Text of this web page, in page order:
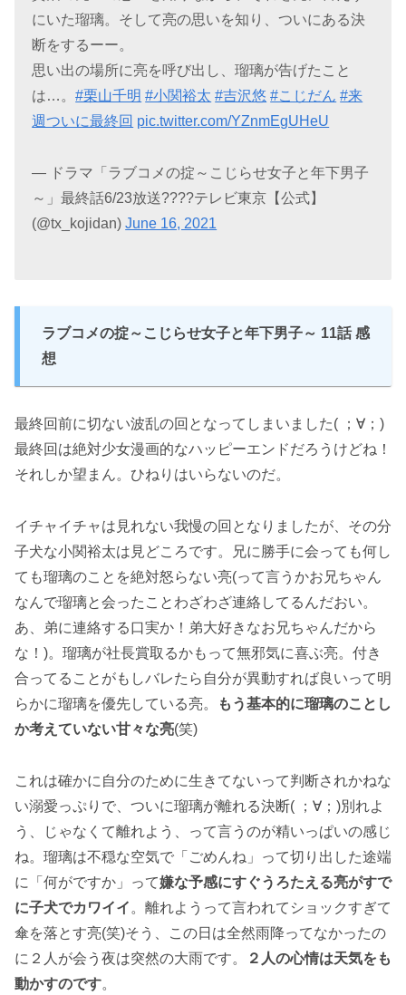
にいた瑠璃。そして亮の思いを知り、ついにある決
断をするーー。
思い出の場所に亮を呼び出し、瑠璃が告げたこと
は…。#栗山千明 #小関裕太 #吉沢悠 #こじだん #来
週ついに最終回 pic.twitter.com/YZnmEgUHeU
— ドラマ「ラブコメの掟～こじらせ女子と年下男子
～」最終話6/23放送????テレビ東京【公式】
(@tx_kojidan)June 16, 2021
ラブコメの掟～こじらせ女子と年下男子～ 11話 感
想
最終回前に切ない波乱の回となってしまいました( ；∀；)
最終回は絶対少女漫画的なハッピーエンドだろうけどね！
それしか望まん。ひねりはいらないのだ。
イチャイチャは見れない我慢の回となりましたが、その分
子犬な小関裕太は見どころです。兄に勝手に会っても何し
ても瑠璃のことを絶対怒らない亮(って言うかお兄ちゃん
なんで瑠璃と会ったことわざわざ連絡してるんだおい。
あ、弟に連絡する口実か！弟大好きなお兄ちゃんだから
な！)。瑠璃が社長賞取るかもって無邪気に喜ぶ亮。付き
合ってることがもしバレたら自分が異動すれば良いって明
らかに瑠璃を優先している亮。
もう基本的に瑠璃のことし
か考えていない甘々な亮(笑)
これは確かに自分のために生きてないって判断されかねな
い溺愛っぷりで、ついに瑠璃が離れる決断( ；∀；)別れよ
う、じゃなくて離れよう、って言うのが精いっぱいの感じ
ね。瑠璃は不穏な空気で「ごめんね」って切り出した途端
に「何がですか」って嫌な予感にすぐうろたえる亮がすで
に子犬でカワイイ 。離れようって言われてショックすぎて
傘を落とす亮(笑)そう、この日は全然雨降ってなかったの
に２人が会う夜は突然の大雨です。
２人の心情は天気をも
動かすのです。